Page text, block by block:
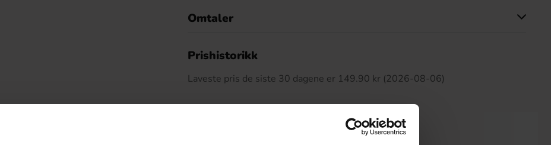
Omtaler
Prishistorikk
Laveste pris de siste 30 dagene er 149.90 kr (2026-08-06)